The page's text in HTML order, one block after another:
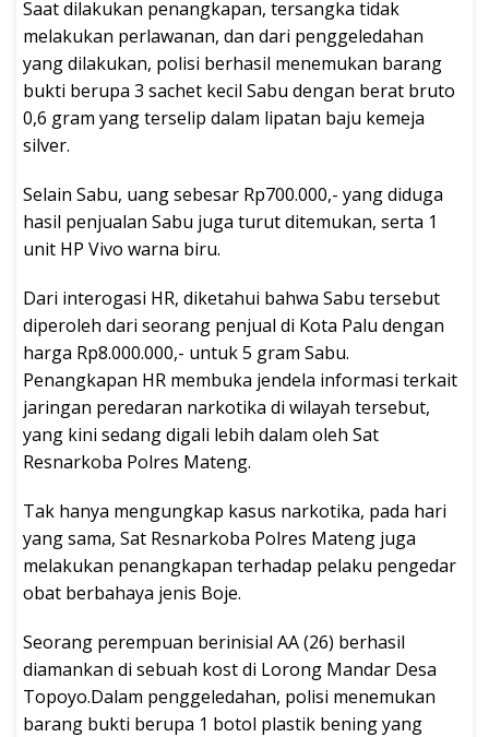
Saat dilakukan penangkapan, tersangka tidak
melakukan perlawanan, dan dari penggeledahan
yang dilakukan, polisi berhasil menemukan barang
bukti berupa 3 sachet kecil Sabu dengan berat bruto
0,6 gram yang terselip dalam lipatan baju kemeja
silver.
Selain Sabu, uang sebesar Rp700.000,- yang diduga
hasil penjualan Sabu juga turut ditemukan, serta 1
unit HP Vivo warna biru.
Dari interogasi HR, diketahui bahwa Sabu tersebut
diperoleh dari seorang penjual di Kota Palu dengan
harga Rp8.000.000,- untuk 5 gram Sabu.
Penangkapan HR membuka jendela informasi terkait
jaringan peredaran narkotika di wilayah tersebut,
yang kini sedang digali lebih dalam oleh Sat
Resnarkoba Polres Mateng.
Tak hanya mengungkap kasus narkotika, pada hari
yang sama, Sat Resnarkoba Polres Mateng juga
melakukan penangkapan terhadap pelaku pengedar
obat berbahaya jenis Boje.
Seorang perempuan berinisial AA (26) berhasil
diamankan di sebuah kost di Lorong Mandar Desa
Topoyo.Dalam penggeledahan, polisi menemukan
barang bukti berupa 1 botol plastik bening yang